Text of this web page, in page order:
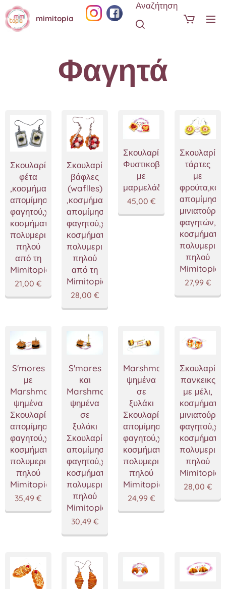
mimitopia
Αναζήτηση
Φαγητά
Σκουλαρίκια
φέτα
,κοσμήματα
απομίμησης
φαγητού,χειροποίητα
κοσμήματα
πολυμερικού
πηλού
από τη
Mimitopia
21,00 €
Σκουλαρίκια
βάφλες
(waflles)
,κοσμήματα
απομίμησης
φαγητού,χειροποίητα
κοσμήματα
πολυμερικού
πηλού
από τη
Mimitopia
28,00 €
Σκουλαρίκια
Φυστικοβούτυρο
με
μαρμελάδα
45,00 €
τάρτες
με
μινιατούρες
κοσμήματα
πηλού
Mimitopia
27,99 €
S'mores
με
Marshmallow
ψημένα
Σκουλαρίκια,κοσμήματα
απομίμησης
φαγητού,χειροποίητα
κοσμήματα
πολυμερικού
πηλού
Mimitopia
35,49 €
S'mores
και
Marshmallow
ψημένα
σε
ξυλάκι
Σκουλαρίκια,κοσμήματα
απομίμησης
φαγητού,χειροποίητα
κοσμήματα
πολυμερικού
πηλού
Mimitopia
30,49 €
Marshmallow
ψημένα
σε
ξυλάκι
Σκουλαρίκια,κοσμήματα
απομίμησης
φαγητού,χειροποίητα
κοσμήματα
πολυμερικού
πηλού
Mimitopia
24,99 €
πανκεικς
με μέλι,
κοσμήματα
μινιατούρες
κοσμήματα
πηλού
Mimitopia
28,00 €